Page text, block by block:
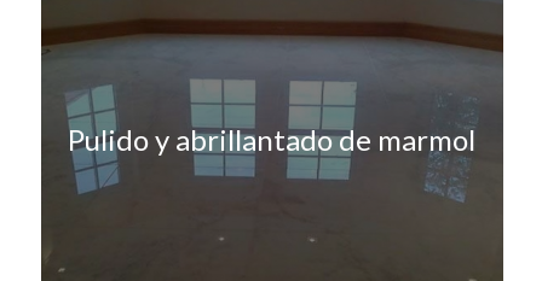
Pulido y abrillantado de marmol